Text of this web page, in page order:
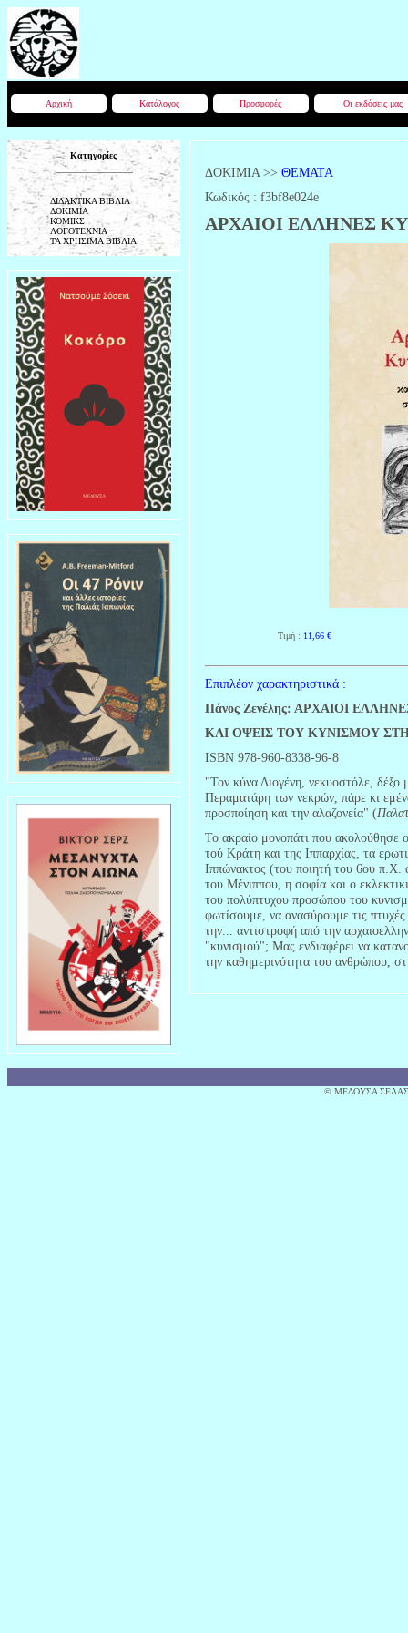
Αρχική Κατάλογος Προσφορές Οι εκδόσεις μας
Κατηγορίες
ΔΙΔΑΚΤΙΚΑ ΒΙΒΛΙΑ
ΔΟΚΙΜΙΑ
ΚΟΜΙΚΣ
ΛΟΓΟΤΕΧΝΙΑ
ΤΑ ΧΡΗΣΙΜΑ ΒΙΒΛΙΑ
ΔΟΚΙΜΙΑ >> ΘΕΜΑΤΑ
Κωδικός : f3bf8e024e
ΑΡΧΑΙΟΙ ΕΛΛΗΝΕΣ
Τιμή : 11,66 €
Επιπλέον χαρακτηριστικά :
Πάνος Ζενέλης: ΑΡΧΑΙΟΙ
ΚΑΙ ΟΨΕΙΣ ΤΟΥ ΚΥΝΙΣΜΟΥ
ISBN 978-960-8338-96-8
"Τον κύνα Διογένη, νεκυοστόλε, δέξο
Περαματάρη των νεκρών, πάρε κι
προσποίηση και την αλαζονεία" (
Το ακραίο μονοπάτι που ακολούθησε
τού Κράτη και της Ιππαρχίας, τα
Ιππώνακτος (του ποιητή του 6ου π.Χ.
του Μένιππου, η σοφία και ο
του πολύπτυχου προσώπου του
φωτίσουμε, να ανασύρουμε τις
την... αντιστροφή από την
"κυνισμού"; Μας ενδιαφέρει να
την καθημερινότητα του ανθρώπου,
© MΕΔΟΥΣΑ